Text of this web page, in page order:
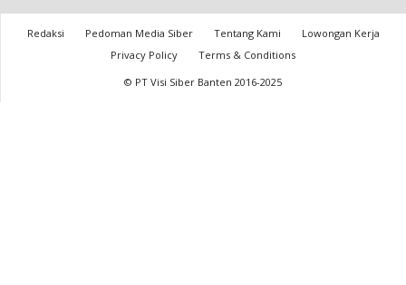
Redaksi Pedoman Media Siber Tentang Kami
Lowongan Kerja
Privacy Policy
Terms & Conditions
© PT Visi Siber Banten 2016-2025